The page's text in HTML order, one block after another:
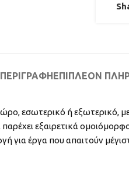
ΦΩΤΙΣΜΟΣ ΣΥΝΤΡΙΒΑΝΙΩΝ
ΑΚΡΟΦΥΣΙΑ ΣΥΝΤΡΙΒΑΝΙΩΝ
ΧΡΩΜΑΤΑ ΓΙΑ ΣΥΝΤΡΙΒΑΝΙ
ΜΟΝΩΤΙΚΑ ΓΙΑ ΣΥΝΤΡΙΒΑΝΙ
ΠΕΡΙΓΡΑΦΉΕΠΙΠΛΈΟΝ
εσωτερικό ή
παρέχει εξαιρετικά
για έργα που απαιτούν